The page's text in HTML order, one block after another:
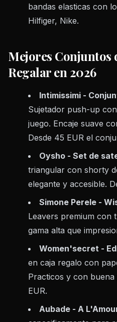
bandas elasticas con
Hilfiger, Nike.
Mejores Conjuntos
Regalar en 2026
Intimissimi -
Sujetador push-up
juego. Encaje suave
Desde 45 EUR el
Oysho - Set de
triangular con shorty
elegante y accesible.
Simone Perele -
Leavers premium con
gama alta que
Women'secret -
en caja regalo con
Practicos y con buena
EUR.
Aubade - A